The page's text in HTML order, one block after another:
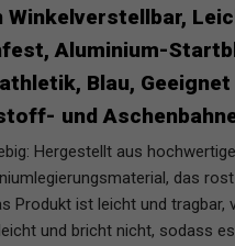
Winkelverstellbar,
Aluminium-
Blau, Geeignet
und
Hergestellt aus
das
Produkt ist leicht und tragbar,
und bricht nicht, sodass